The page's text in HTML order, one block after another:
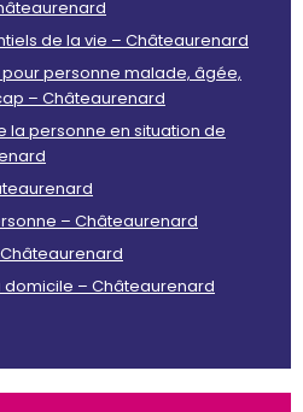
de la vie – Châteaurenard
personne malade, âgée,
– Châteaurenard
la personne en situation de
– Châteaurenard
– Châteaurenard